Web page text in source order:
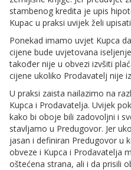
stambenog kredita je upis
Kupac u praksi uvijek želi
Ponekad imamo uvjet Kupca
cijene bude uvjetovana
također nije u obvezi izvšiti
cijene ukoliko Prodavatelj nije
U praksi zaista nailazimo na
Kupca i Prodavatelja. Uvijek
kako bi oboje bili zadovoljni i
stavljamo u Predugovor. Jer
jasan i definiran Predugovor u
obveze i Kupca i Prodavatelja
oštećena strana, ali i da prisili